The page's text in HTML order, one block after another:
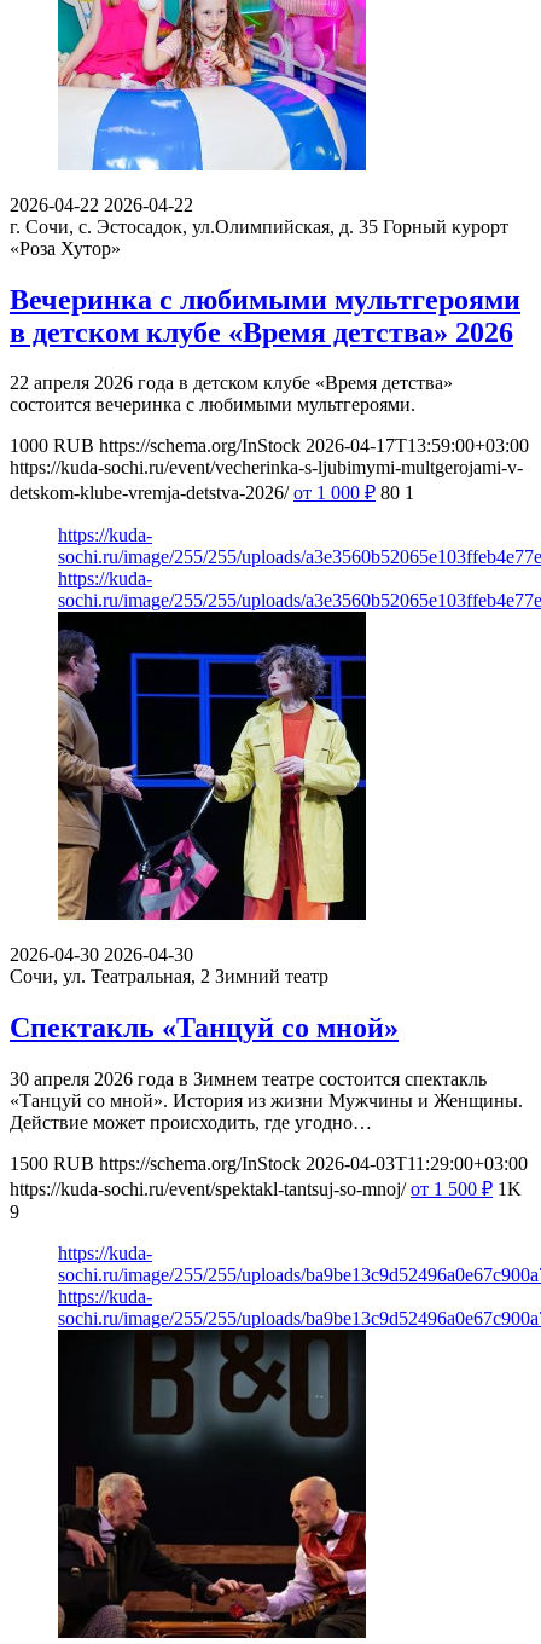
2026-04-22 2026-04-22
г. Сочи, с. Эстосадок, ул.Олимпийская, д. 35 Горный курорт
«Роза Хутор»
Вечеринка с любимыми мультгероями
в детском клубе «Время детства» 2026
22 апреля 2026 года в детском клубе «Время детства»
состоится вечеринка с любимыми мультгероями.
1000 RUB https://schema.org/InStock 2026-04-17T13:59:00+03:00
https://kuda-sochi.ru/event/vecherinka-s-ljubimymi-multgerojami-v-
detskom-klube-vremja-detstva-2026/ от 1 000 ₽ 80 1
https://kuda-
sochi.ru/image/255/255/uploads/
https://kuda-
sochi.ru/image/255/255/uploads/
2026-04-30 2026-04-30
Сочи, ул. Театральная, 2 Зимний театр
Спектакль «Танцуй со мной»
30 апреля 2026 года в Зимнем театре состоится спектакль
«Танцуй со мной». История из жизни Мужчины и Женщины.
Действие может происходить, где угодно…
1500 RUB https://schema.org/InStock 2026-04-03T11:29:00+03:00
https://kuda-sochi.ru/event/spektakl-tantsuj-so-mnoj/ от 1 500 ₽ 1K
9
https://kuda-
sochi.ru/image/255/255/uploads/
https://kuda-
sochi.ru/image/255/255/uploads/